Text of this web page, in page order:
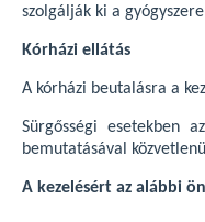
szolgálják ki a
Kórházi ellátás
A kórházi beutalásra a
Sürgősségi esetekben
bemutatásával
A kezelésért az alábbi